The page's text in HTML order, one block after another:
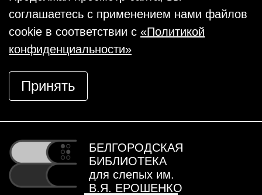
соглашаетесь с применением нами файлов
cookie в соответствии с «Политикой
конфиденциальности»
Принять
БЕЛГОРОДСКАЯ
БИБЛИОТЕКА
для слепых им.
В.Я. ЕРОШЕНКО